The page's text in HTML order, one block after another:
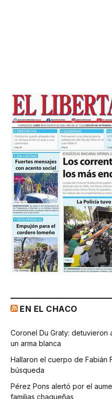
EN EL CHACO
Coronel Du Graty: detuvieron
un arma blanca
Hallaron el cuerpo de Fabián
búsqueda
Pérez Pons alertó por el
familias chaqueñas